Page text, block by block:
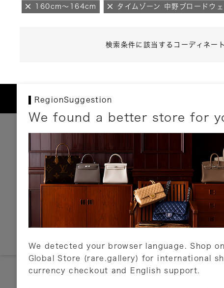
160cm～164cm タイムゾーン 中野ブロードウェ
検索条件に該当するコーディネー
RegionSuggestion
We found a better store for
We detected your browser language. Shop
Global Store (rare.gallery) for international
currency checkout and English support.
お支払いについて
以下のお支払方法が利用可能です。
クレジットカード
ショッピングローン
銀行振込・郵便振替
代金引換
Amazon Pay
PayPay
店頭支払い
詳しくはこちら